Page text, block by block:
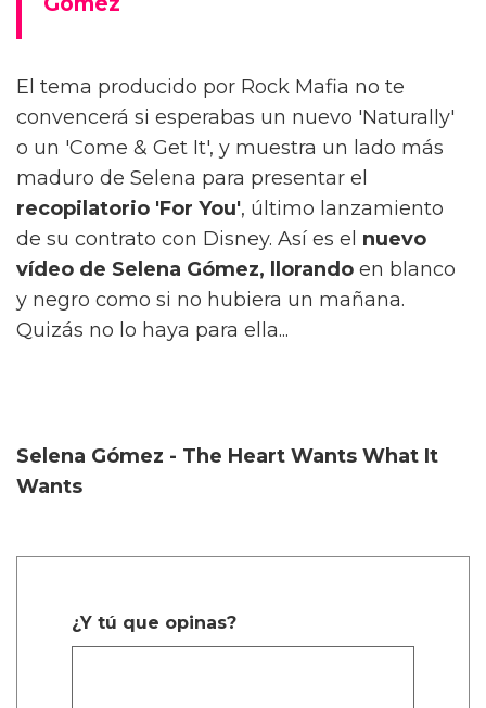
El tema producido por Rock Mafia no te
convencerá si esperabas un nuevo 'Naturally'
o un 'Come & Get It', y muestra un lado más
maduro de Selena para presentar el
recopilatorio 'For You', último lanzamiento
de su contrato con Disney. Así es el nuevo
vídeo de Selena Gómez, llorando en blanco
y negro como si no hubiera un mañana.
Quizás no lo haya para ella...
Selena Gómez - The Heart Wants What It
Wants
¿Y tú que opinas?